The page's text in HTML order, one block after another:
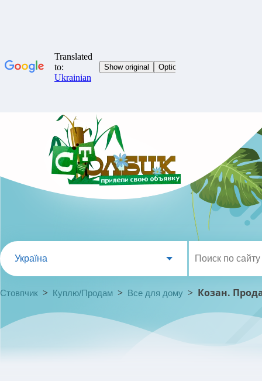
Україна
Стовпчик > Куплю/Продам > Все для дому > Козан.